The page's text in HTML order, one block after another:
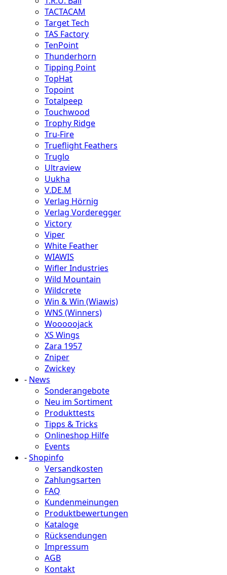
TACTACAM
Target Tech
TAS Factory
TenPoint
Thunderhorn
Tipping Point
TopHat
Topoint
Totalpeep
Touchwood
Trophy Ridge
Tru-Fire
Trueflight Feathers
Truglo
Ultraview
Uukha
V.DE.M
Verlag Hörnig
Verlag Vorderegger
Victory
Viper
White Feather
WIAWIS
Wifler Industries
Wild Mountain
Wildcrete
Win & Win (Wiawis)
WNS (Winners)
Wooooojack
XS Wings
Zara 1957
Zniper
Zwickey
- News
Sonderangebote
Neu im Sortiment
Produkttests
Tipps & Tricks
Onlineshop Hilfe
Events
-Shopinfo
Versandkosten
Zahlungsarten
FAQ
Kundenmeinungen
Produktbewertungen
Kataloge
Rücksendungen
Impressum
AGB
Kontakt